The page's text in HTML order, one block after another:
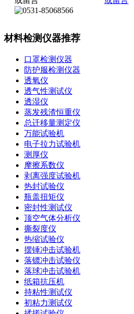
材料检测仪器推荐
口罩检测仪器
防护服检测仪器
透氧仪
透气性测试仪
透湿仪
蒸发残渣恒重仪
总迁移量测定仪
万能试验机
电子拉力试验机
测厚仪
摩擦系数仪
剥离强度试验机
热封试验仪
瓶盖扭矩仪
密封性测试仪
顶空气体分析仪
撕裂度仪
热缩试验仪
摆锤冲击试验机
落镖冲击试验仪
落球冲击试验机
纸箱抗压机
持粘性测试仪
初粘力测试仪